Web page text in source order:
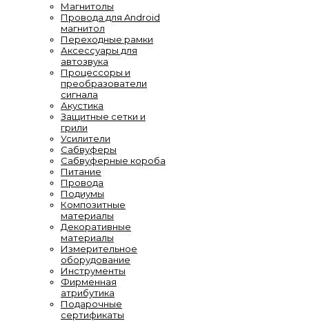
Магнитолы
Провода для Android
магнитол
Переходные рамки
Аксессуары для
автозвука
Процессоры и
преобразователи
сигнала
Акустика
Защитные сетки и
грили
Усилители
Сабвуферы
Сабвуферные короба
Питание
Провода
Подиумы
Композитные
материалы
Декоративные
материалы
Измерительное
оборудование
Инструменты
Фирменная
атрибутика
Подарочные
сертификаты